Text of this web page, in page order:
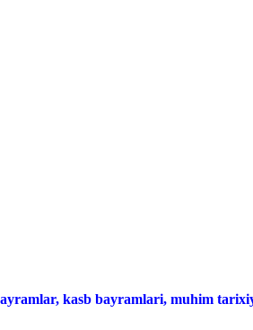
kasb bayramlari, muhim